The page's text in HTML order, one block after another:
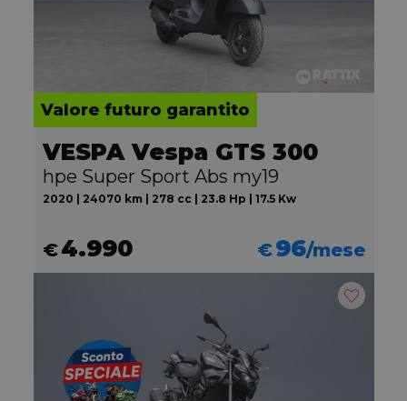
Valore futuro garantito
VESPA Vespa GTS 300
hpe Super Sport Abs my19
2020 | 24070 km | 278 cc | 23.8 Hp | 17.5 Kw
€4.990 €96/mese